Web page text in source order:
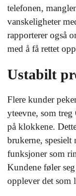
telefonen,
vanskeligheter
rapporterer også
med å få rettet
Ustabilt
Flere kunder
yteevne, som
på klokkene.
brukerne, spesielt
funksjoner som
Kundene føler
opplever det som